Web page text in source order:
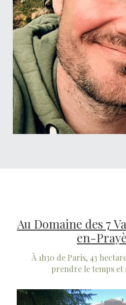
Au Domaine des 7
en-
À 1h30 de Paris, 43
prendre le temps et